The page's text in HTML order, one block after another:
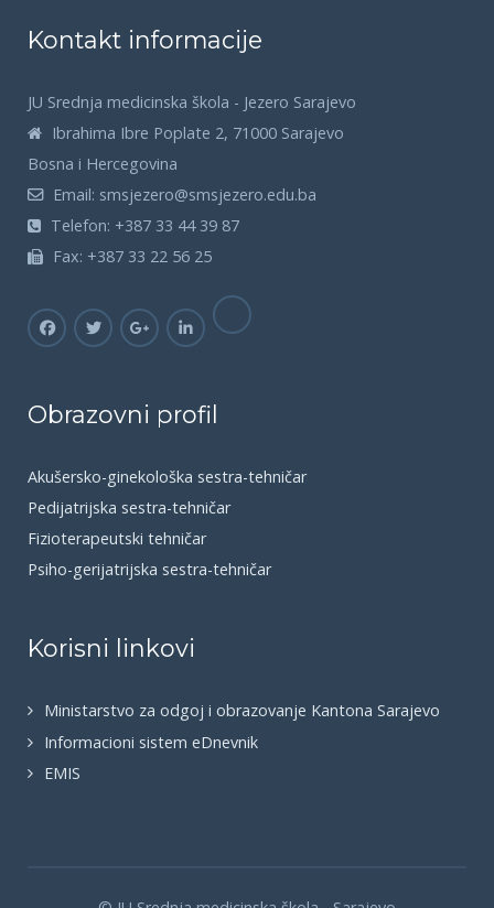
Kontakt informacije
JU Srednja medicinska škola - Jezero Sarajevo
Ibrahima Ibre Poplate 2, 71000 Sarajevo
Bosna i Hercegovina
Email: smsjezero@smsjezero.edu.ba
Telefon: +387 33 44 39 87
Fax: +387 33 22 56 25
Obrazovni profil
Akušersko-ginekološka sestra-tehničar
Pedijatrijska sestra-tehničar
Fizioterapeutski tehničar
Psiho-gerijatrijska sestra-tehničar
Korisni linkovi
Ministarstvo za odgoj i obrazovanje Kantona Sarajevo
Informacioni sistem eDnevnik
EMIS